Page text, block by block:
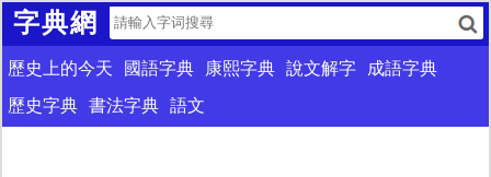
字典網
歷史上的今天 國語字典 康熙字典 說文解字
成語字典
歷史字典 書法字典 語文